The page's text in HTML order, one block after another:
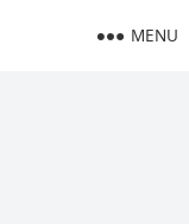
MENU